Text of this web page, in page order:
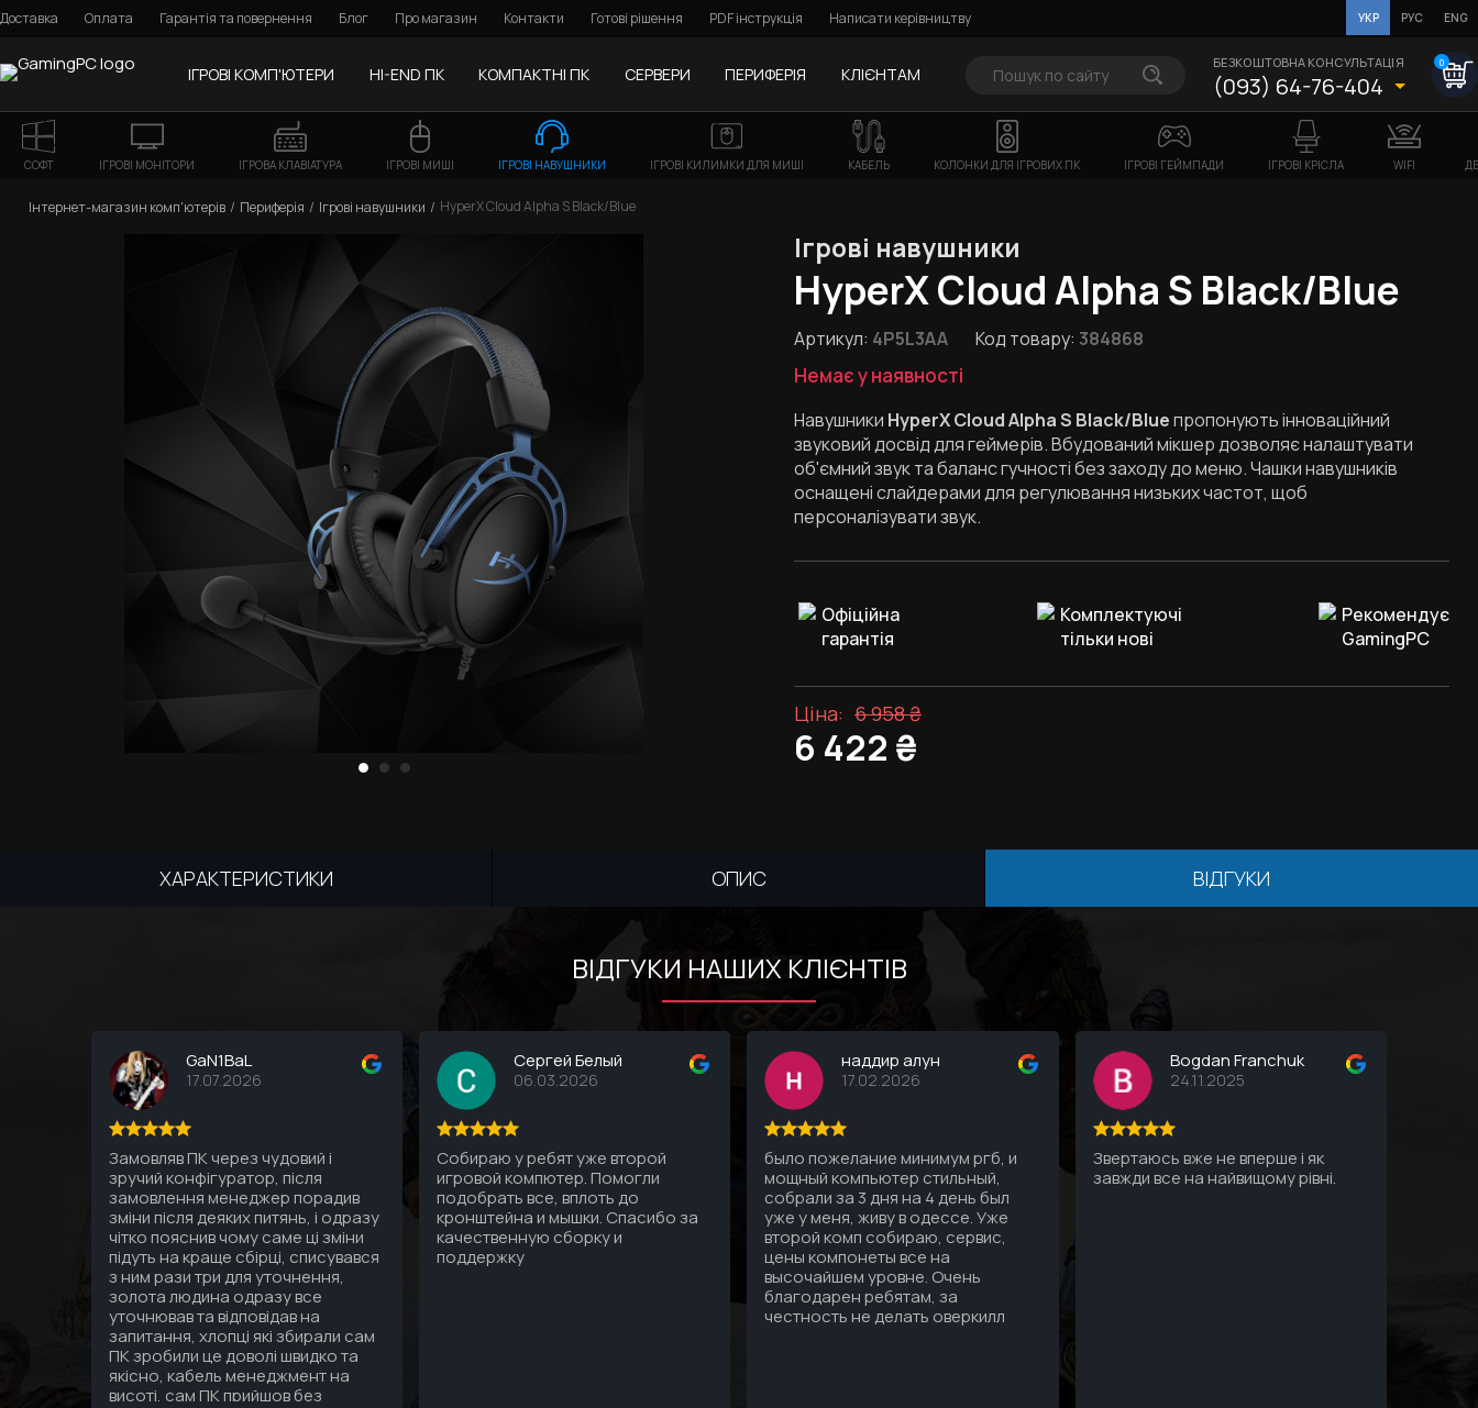
Доставка Оплата Гарантія та повернення Блог Про магазин Контакти Готові рішення PDF інструкція Написати керівництву УКР РУС ENG
ІГРОВІ КОМП'ЮТЕРИ HI-END ПК КОМПАКТНІ ПК СЕРВЕРИ ПЕРИФЕРІЯ КЛІЄНТАМ
БЕЗКОШТОВНА КОНСУЛЬТАЦІЯ
(093) 64-76-404
0
СОФТ ІГРОВІ МОНІТОРИ ІГРОВА КЛАВІАТУРА ІГРОВІ МИШІ ІГРОВІ НАВУШНИКИ ІГРОВІ КИЛИМКИ ДЛЯ МИШІ КАБЕЛЬ КОЛОНКИ ДЛЯ ІГРОВИХ ПК ІГРОВІ ГЕЙМПАДИ ІГРОВІ КРІСЛА WIFI
Інтернет-магазин комп'ютерів Периферія Ігрові навушники HyperX Cloud Alpha S Black/Blue
Ігрові навушники
HyperX Cloud Alpha S Black/Blue
Артикул: 4P5L3AA Код товару: 384868
Немає у наявності
Навушники HyperX Cloud Alpha S Black/Blueпропонують інноваційний
звуковий досвід для геймерів. Вбудований мікшер дозволяє налаштувати
об'ємний звук та баланс гучності без заходу до меню. Чашки навушників
оснащені слайдерами для регулювання низьких частот, щоб
персоналізувати звук.
Офіційна
гарантія
Комплектуючі
тільки нові
Рекомендує
GamingPC
Ціна: 6 958₴
6 422 ₴
ХАРАКТЕРИСТИКИ ОПИС ВІДГУКИ
ВІДГУКИ НАШИХ КЛІЄНТІВ
GaN1BaL
17.07.2026
Замовляв ПК через чудовий і
зручий конфігуратор, після
замовлення менеджер порадив
зміни після деяких питянь, і одразу
чітко пояснив чому саме ці зміни
підуть на краще сбірці, списувався
з ним рази три для уточнення,
золота людина одразу все
уточнював та відповідав на
запитання, хлопці які збирали сам
ПК зробили це доволі швидко та
якісно, кабель менеджмент на
висоті, сам ПК прийшов без
Сергей Белый
06.03.2026
Собираю у ребят уже второй
игровой компютер. Помогли
подобрать все, вплоть до
кронштейна и мышки. Спасибо за
качественную сборку и
поддержку
наддир алун
17.02.2026
было пожелание минимум ргб, и
мощный компьютер стильный,
собрали за 3 дня на 4 день был
уже у меня, живу в одессе. Уже
второй комп собираю, сервис,
цены компонеты все на
высочайшем уровне. Очень
благодарен ребятам, за
честность не делать оверкилл
Bogdan Franchuk
24.11.2025
Звертаюсь вже не вперше і як
завжди все на найвищому рівні.